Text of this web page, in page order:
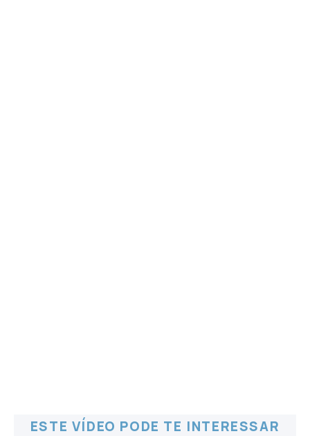
ESTE VÍDEO PODE TE INTERESSAR